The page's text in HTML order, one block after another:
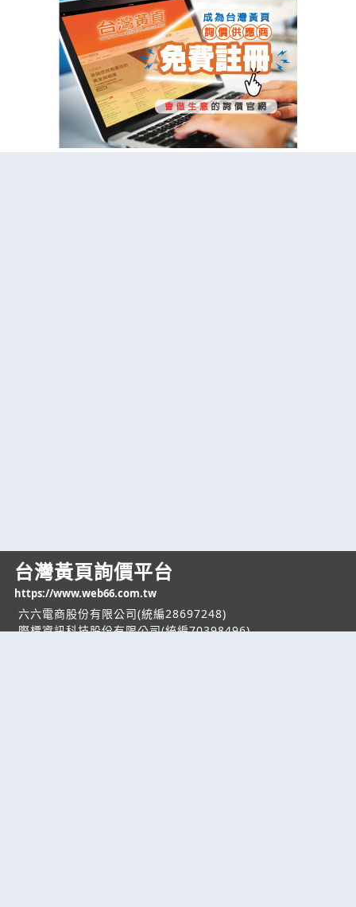
台灣黃頁詢價平台
https://www.web66.com.tw
六六電商股份有限公司(統編28697248)
際標資訊科技股份有限公司(統編70398496)